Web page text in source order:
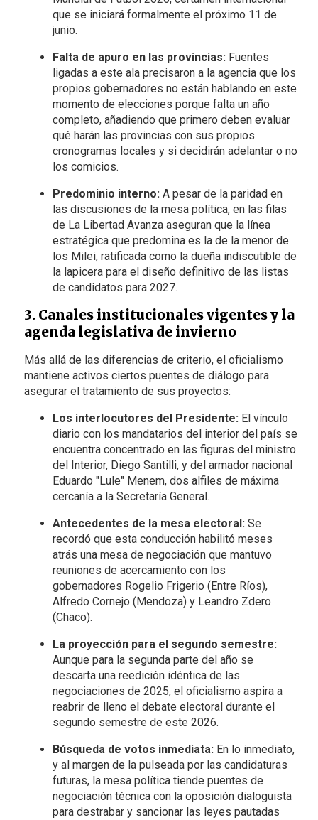
que se iniciará formalmente el próximo 11 de
junio.
Falta de apuro en las provincias:Fuentes
ligadas a este ala precisaron a la agencia que los
propios gobernadores no están hablando en este
momento de elecciones porque falta un año
completo, añadiendo que primero deben evaluar
qué harán las provincias con sus propios
cronogramas locales y si decidirán adelantar o no
los comicios.
Predominio interno:A pesar de la paridad en
las discusiones de la mesa política, en las filas
de La Libertad Avanza aseguran que la línea
estratégica que predomina es la de la menor de
los Milei, ratificada como la dueña indiscutible de
la lapicera para el diseño definitivo de las listas
de candidatos para 2027.
3. Canales institucionales vigentes y la
agenda legislativa de invierno
Más allá de las diferencias de criterio, el oficialismo
mantiene activos ciertos puentes de diálogo para
asegurar el tratamiento de sus proyectos:
Los interlocutores del Presidente:El vínculo
diario con los mandatarios del interior del país se
encuentra concentrado en las figuras del ministro
del Interior, Diego Santilli, y del armador nacional
Eduardo "Lule" Menem, dos alfiles de máxima
cercanía a la Secretaría General.
Antecedentes de la mesa electoral:Se
recordó que esta conducción habilitó meses
atrás una mesa de negociación que mantuvo
reuniones de acercamiento con los
gobernadores Rogelio Frigerio (Entre Ríos),
Alfredo Cornejo (Mendoza) y Leandro Zdero
(Chaco).
La proyección para el segundo semestre:
Aunque para la segunda parte del año se
descarta una reedición idéntica de las
negociaciones de 2025, el oficialismo aspira a
reabrir de lleno el debate electoral durante el
segundo semestre de este 2026.
Búsqueda de votos inmediata:En lo inmediato,
y al margen de la pulseada por las candidaturas
futuras, la mesa política tiende puentes de
negociación técnica con la oposición dialoguista
para destrabar y sancionar las leyes pautadas